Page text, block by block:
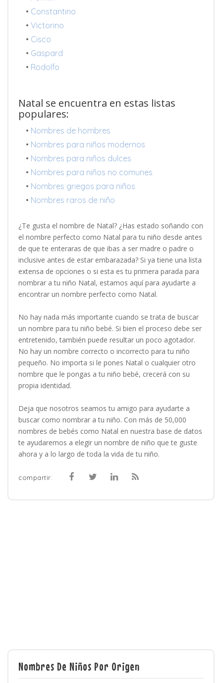
• Constantino
• Victorino
• Cisco
• Gaspard
• Rodolfo
Natal se encuentra en estas listas
populares:
• Nombres de hombres
• Nombres para niños modernos
• Nombres para niños dulces
• Nombres para niños no comunes
• Nombres griegos para niños
• Nombres raros de niño
¿Te gusta el nombre de Natal? ¿Has estado soñando con
el nombre perfecto como Natal para tu niño desde antes
de que te enteraras de que ibas a ser madre o padre o
inclusive antes de estar embarazada? Si ya tiene una lista
extensa de opciones o si esta es tu primera parada para
nombrar a tu niño Natal, estamos aquí para ayudarte a
encontrar un nombre perfecto como Natal.
No hay nada más importante cuando se trata de buscar
un nombre para tu niño bebé. Si bien el proceso debe ser
entretenido, también puede resultar un poco agotador.
No hay un nombre correcto o incorrecto para tu niño
pequeño. No importa si le pones Natal o cualquier otro
nombre que le pongas a tu niño bebé, crecerá con su
propia identidad.
Deja que nosotros seamos tu amigo para ayudarte a
buscar como nombrar a tu niño. Con más de 50,000
nombres de bebés como Natal en nuestra base de datos
te ayudaremos a elegir un nombre de niño que te guste
ahora y a lo largo de toda la vida de tu niño.
compartir:
Nombres De Niños Por Origen